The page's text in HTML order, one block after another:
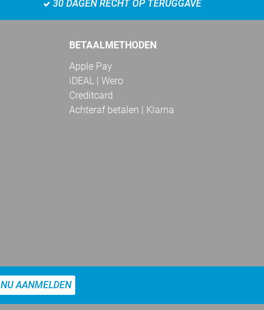
30 DAGEN RECHT OP TERUGGAVE
BETAALMETHODEN
Apple Pay
iDEAL | Wero
Creditcard
Achteraf betalen | Klarna
NU AANMELDEN